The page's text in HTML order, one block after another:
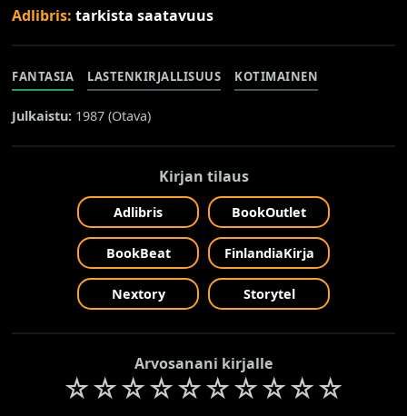
Adlibris:tarkista saatavuus
FANTASIA LASTENKIRJALLISUUS KOTIMAINEN
Julkaistu: 1987 (Otava)
Kirjan tilaus
Adlibris BookOutlet
BookBeat FinlandiaKirja
Nextory Storytel
Arvosanani kirjalle
☆☆☆☆☆☆☆☆☆☆